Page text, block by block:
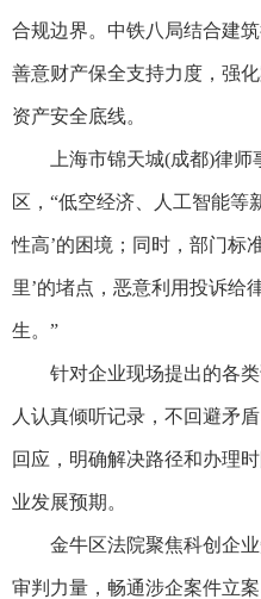
合规边界。中铁八局结合建
善意财产保全支持力度，强
资产安全底线。
上海市锦天城(成都)律师
区，“低空经济、人工智能等
性高’的困境；同时，部门标
里’的堵点，恶意利用投诉给
生。”
针对企业现场提出的各类
人认真倾听记录，不回避矛
回应，明确解决路径和办理
业发展预期。
金牛区法院聚焦科创企业
审判力量，畅通涉企案件立